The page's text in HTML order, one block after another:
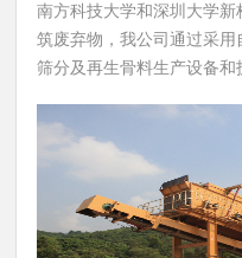
南方科技大学和深圳大学新
筑废弃物，我公司通过采
筛分及再生骨料生产设备
环保建材产品的生产，实现
色再生建材产品，最终实